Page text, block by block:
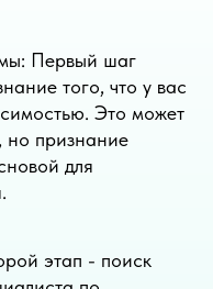
Первый шаг
того, что у вас
Это может
признание
для
этап - поиск